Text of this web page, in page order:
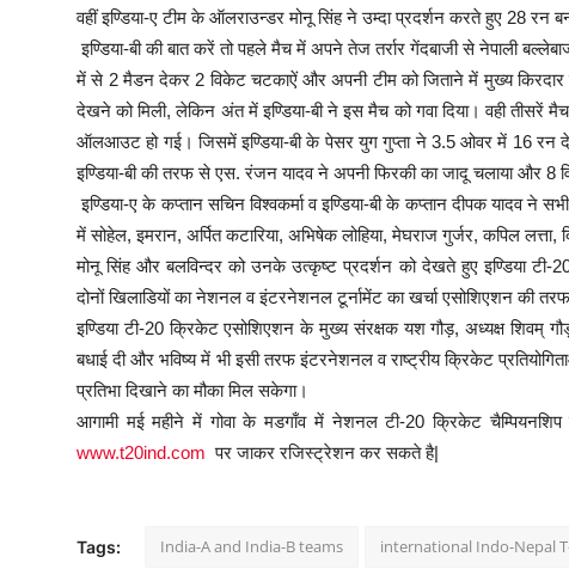
वहीं इण्डिया-ए टीम के ऑलराउन्डर मोनू सिंह ने उम्दा प्रदर्शन करते हुए 28
इण्डिया-बी की बात करें तो पहले मैच में अपने तेज तर्रार गेंदबाजी से नेपाली
में से 2 मैडन देकर 2 विकेट चटकाऐं और अपनी टीम को जिताने में मुख्य किरदार
देखने को मिली, लेकिन अंत में इण्डिया-बी ने इस मैच को गवा दिया। वही तीसरें
ऑलआउट हो गई। जिसमें इण्डिया-बी के पेसर युग गुप्ता ने 3.5 ओवर में 16
इण्डिया-बी की तरफ से एस. रंजन यादव ने अपनी फिरकी का जादू चलाया और
इण्डिया-ए के कप्तान सचिन विश्वकर्मा व इण्डिया-बी के कप्तान दीपक यादव ने
में सोहेल, इमरान, अर्पित कटारिया, अभिषेक लोहिया, मेघराज गुर्जर, कपिल लत्ता,
मोनू सिंह और बलविन्दर को उनके उत्कृष्ट प्रदर्शन को देखते हुए इण्डिया
दोनों खिलाडियों का नेशनल व इंटरनेशनल टूर्नामेंट का खर्चा एसोशिएशन की
इण्डिया टी-20 क्रिकेट एसोशिएशन के मुख्य संरक्षक यश गौड़, अध्यक्ष शिवम्
बधाई दी और भविष्य में भी इसी तरफ इंटरनेशनल व राष्ट्रीय क्रिकेट
प्रतिभा दिखाने का मौका मिल सकेगा।
आगामी मई महीने में गोवा के मडगाँव में नेशनल टी-20 क्रिकेट
www.t20ind.com पर जाकर रजिस्ट्रेशन कर सकते है|
Tags: India-A and India-B teams international Indo-Nepal